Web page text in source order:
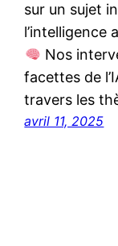
sur un sujet
l’intelligence
Nos
facettes de
travers les
avril 11, 2025